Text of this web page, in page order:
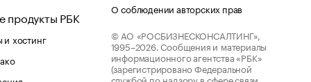
продукты РБК
хостинг
О соблюдении авторских прав
© АО «РОСБИЗНЕСКОНСАЛТИНГ»,
1995–2026. Сообщения и материалы
информационного агентства «РБК»
(зарегистрировано Федеральной
службой по надзору в сфере связи,